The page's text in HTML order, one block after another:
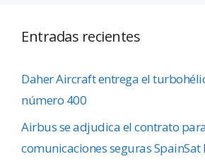
Entradas recientes
Daher Aircraft entrega el
número 400
Airbus se adjudica el contrato
comunicaciones seguras SpainSat